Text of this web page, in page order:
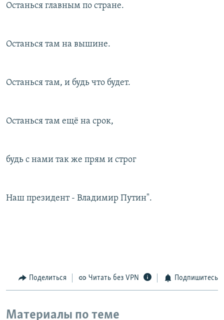
Останься главным по стране.
Останься там на вышине.
Останься там, и будь что будет.
Останься там ещё на срок,
будь с нами так же прям и строг
Наш президент - Владимир Путин".
Поделиться Читать без VPN Подпишитесь
Материалы по теме